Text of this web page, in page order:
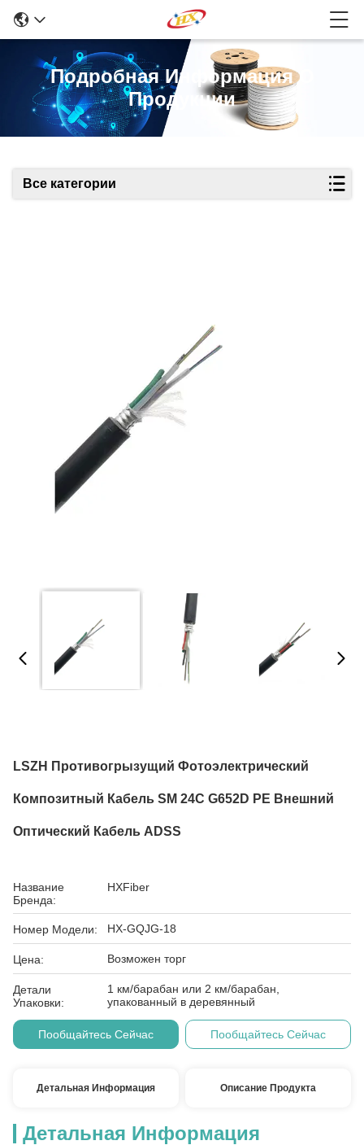
Подробная Информация О
Продукции
Все категории
LSZH Противогрызущий Фотоэлектрический
Композитный Кабель SM 24C G652D PE Внешний
Оптический Кабель ADSS
Название
Бренда:
HXFiber
Номер Модели: HX-GQJG-18
Цена: Возможен торг
Детали
Упаковки:
1 км/барабан или 2 км/барабан,
упакованный в деревянный
Пообщайтесь Сейчас Пообщайтесь Сейчас
Детальная Информация Описание Продукта
Детальная Информация